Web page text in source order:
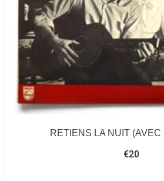
RETIENS LA NUIT (AVEC
€20